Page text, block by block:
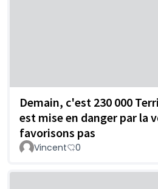
Demain, c'est 230 000
est mise en danger par la
favorisons pas
Vincent 0